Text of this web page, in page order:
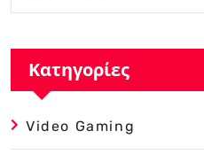
Κατηγορίες
Video Gaming